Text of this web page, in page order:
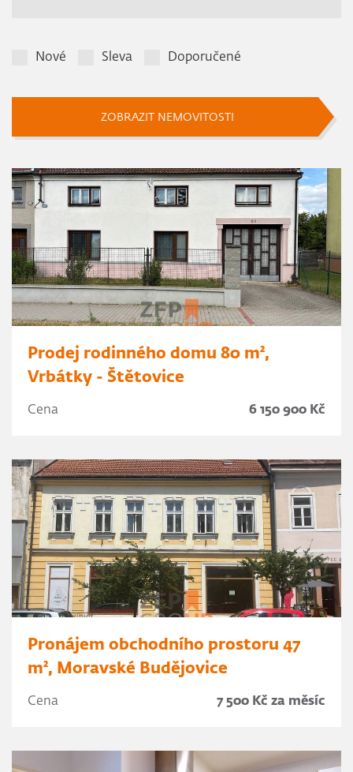
Nové Sleva Doporučené
ZOBRAZIT NEMOVITOSTI
Prodej rodinného domu 80 m²,
Vrbátky - Štětovice
Cena 6 150 900 Kč
Pronájem obchodního prostoru 47
m², Moravské Budějovice
Cena 7 500 Kč za měsíc